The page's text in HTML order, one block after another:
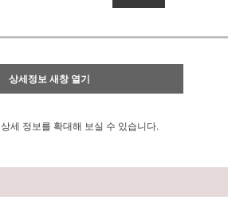
상세정보 새창 열기
상세 정보를 확대해 보실 수 있습니다.